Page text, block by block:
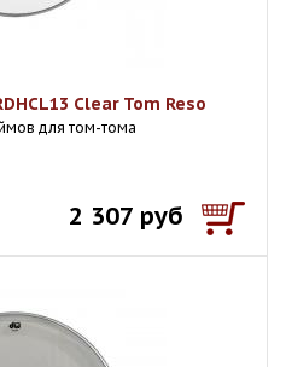
Clear Tom Reso
для том-тома
2 307 руб